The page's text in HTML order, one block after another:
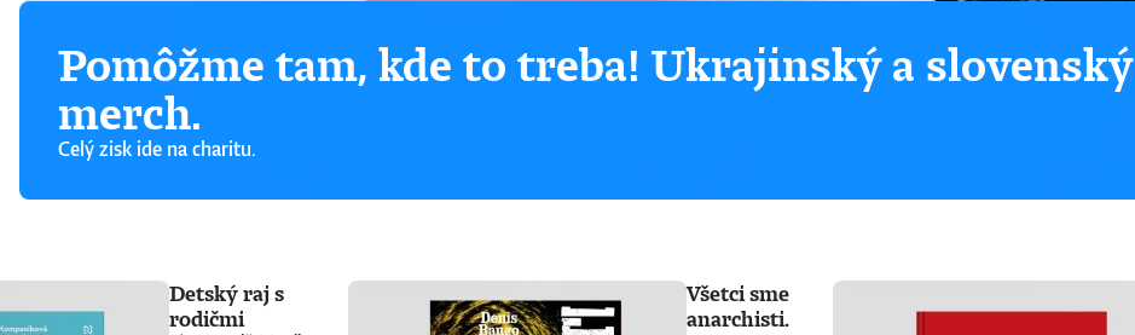
Pomôžme tam, kde to treba! Ukrajinský a slovenský
merch.
Celý zisk ide na charitu.
Detský raj s
rodičmi
Všetci sme
anarchisti.